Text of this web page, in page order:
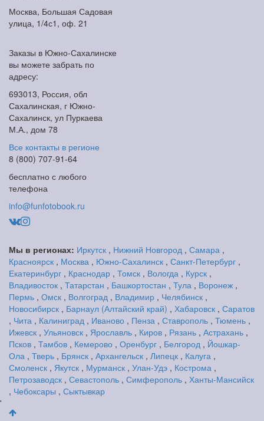
Москва, Большая Садовая
улица, 1/4с1, оф. 21
Заказы в Южно-Сахалинске
вы можете забрать по
адресу:
693013, Россия, обл
Сахалинская, г Южно-
Сахалинск, ул Пуркаева
М.А., дом 78
Все контакты в регионе
8 (800) 707-91-64
бесплатно с любого
телефона
info@funfotobook.ru
Мы в регионах: Иркутск , Нижний Новгород , Самара ,
Красноярск , Москва , Южно-Сахалинск , Санкт-Петербург ,
Екатеринбург , Краснодар , Томск , Вологда , Курск ,
Владивосток , Татарстан , Башкортостан , Тула , Воронеж ,
Пермь , Омск , Волгоград , Владимир , Челябинск ,
Новосибирск , Барнаул (Алтайский край) , Хабаровск , Саратов
, Чита , Калиниград , Иваново , Пенза , Ставрополь , Тюмень ,
Ижевск , Ульяновск , Ярославль , Киров , Рязань , Астрахань ,
Псков , Тамбов , Кемерово , Оренбург , Белгород , Йошкар-
Ола , Тверь , Брянск , Архангельск , Липецк , Калуга ,
Смоленск , Якутск , Мурманск , Улан-Удэ , Кострома ,
Петрозаводск , Севастополь , Симферополь , Ханты-Мансийск
, Чебоксары , Сыктывкар
'